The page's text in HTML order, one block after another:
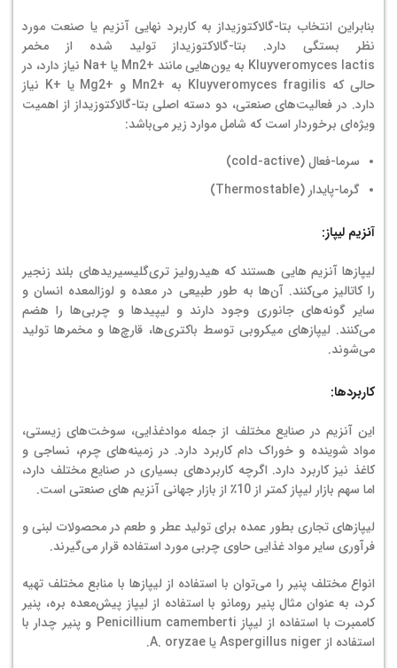
بنابراین انتخاب بتا-گالاکتوزیداز به کاربرد نهایی آنزیم یا صنعت مورد
نظر بستگی دارد. بتا-گالاکتوزیداز تولید شده از مخمر
Kluyveromyces lactis به یون‌هایی مانند +Mn2 یا +Na نیاز دارد، در
حالی که Kluyveromyces fragilis به +Mn2 و +Mg2 یا +K نیاز
دارد. در فعالیت‌های صنعتی، دو دسته اصلی بتا-گالاکتوزیداز از اهمیت
ویژه‌ای برخوردار است که شامل موارد زیر می‌باشد:
سرما-فعال (cold-active)
گرما-پایدار (Thermostable)
آنزیم لیپاز:
لیپازها آنزیم هایی هستند که هیدرولیز تری‌گلیسیریدهای بلند زنجیر
را کاتالیز می‌کنند. آن‌ها به طور طبیعی در معده و لوزالمعده انسان و
سایر گونه‌های جانوری وجود دارند و لیپیدها و چربی‌ها را هضم
می‌کنند. لیپازهای میکروبی توسط باکتری‌ها، قارچ‌ها و مخمرها تولید
می‌شوند.
کاربردها:
این آنزیم در صنایع مختلف از جمله موادغذایی، سوخت‌های زیستی،
مواد شوینده و خوراک دام کاربرد دارد. در زمینه‌های چرم، نساجی و
کاغذ نیز کاربرد دارد. اگرچه کاربردهای بسیاری در صنایع مختلف دارد،
اما سهم بازار لیپاز کمتر از 10٪ از بازار جهانی آنزیم های صنعتی است.
لیپازهای تجاری بطور عمده برای تولید عطر و طعم در محصولات لبنی و
فرآوری سایر مواد غذایی حاوی چربی مورد استفاده قرار می‌گیرند.
انواع مختلف پنیر را می‌توان با استفاده از لیپازها با منابع مختلف تهیه
کرد، به عنوان مثال پنیر رومانو با استفاده از لیپاز پیش‌­معده بره، پنیر
کاممبرت با استفاده از لیپاز Penicillium camemberti و پنیر چدار با
استفاده از Aspergillus niger یا A. oryzae.